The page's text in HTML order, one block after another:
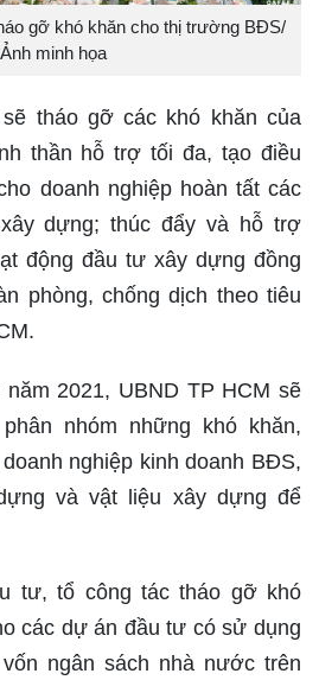
gỡ khó khăn cho thị trường BĐS/
Ảnh minh họa
tháo gỡ các khó khăn của
thần hỗ trợ tối đa, tạo điều
doanh nghiệp hoàn tất các
dựng; thúc đẩy và hỗ trợ
động đầu tư xây dựng đồng
phòng, chống dịch theo tiêu
2021, UBND TP HCM sẽ
nhóm những khó khăn,
nghiệp kinh doanh BĐS,
và vật liệu xây dựng để
tư, tổ công tác tháo gỡ khó
các dự án đầu tư có sử dụng
ngân sách nhà nước trên